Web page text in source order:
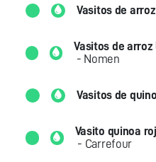
Vasitos de
Vasitos de arroz
- Nomen
Vasitos de
Vasito quinoa
- Carrefour